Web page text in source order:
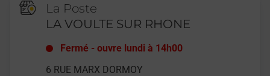
La Poste
LA VOULTE SUR RHONE
Fermé -ouvre lundi à 14h00
6 RUE MARX DORMOY